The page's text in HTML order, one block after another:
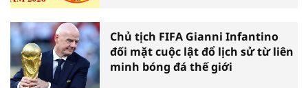
Chủ tịch FIFA Gianni Infantino
đối mặt cuộc lật đổ lịch sử từ liên
minh bóng đá thế giới